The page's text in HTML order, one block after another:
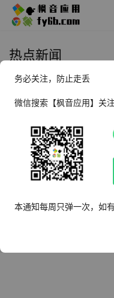
热点新闻
务必关注，防止走丢
微信搜索【枫音应用】关
本通知每周只弹一次，如